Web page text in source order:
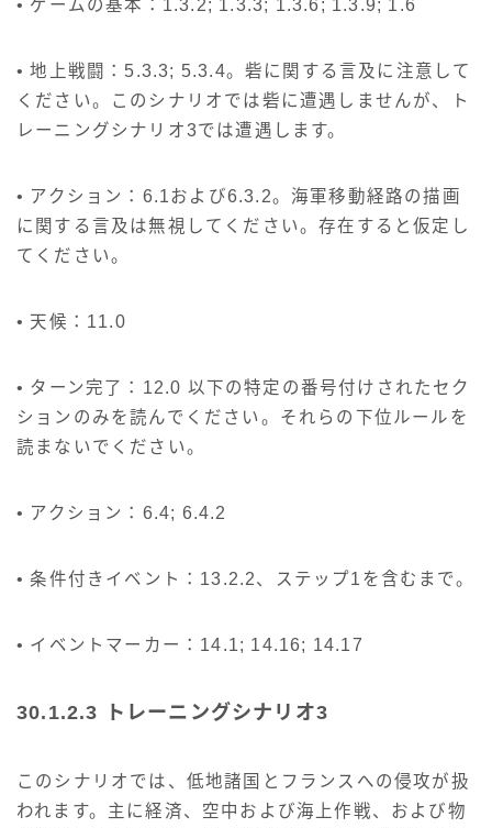
• ゲームの基本：1.3.2; 1.3.3; 1.3.6; 1.3.9; 1.6
• 地上戦闘：5.3.3; 5.3.4。砦に関する言及に注意して
ください。このシナリオでは砦に遭遇しませんが、ト
レーニングシナリオ3では遭遇します。
• アクション：6.1および6.3.2。海軍移動経路の描画
に関する言及は無視してください。存在すると仮定し
てください。
• 天候：11.0
• ターン完了：12.0 以下の特定の番号付けされたセク
ションのみを読んでください。それらの下位ルールを
読まないでください。
• アクション：6.4; 6.4.2
• 条件付きイベント：13.2.2、ステップ1を含むまで。
• イベントマーカー：14.1; 14.16; 14.17
30.1.2.3 トレーニングシナリオ3
このシナリオでは、低地諸国とフランスへの侵攻が扱
われます。主に経済、空中および海上作戦、および物